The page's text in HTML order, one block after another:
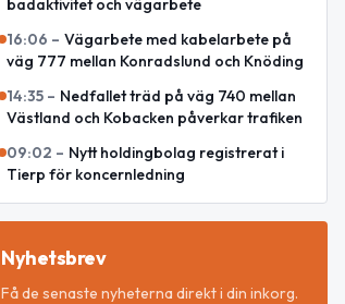
badaktivitet och vägarbete
16:06 – Vägarbete med kabelarbete på
väg 777 mellan Konradslund och Knöding
14:35 – Nedfallet träd på väg 740 mellan
Västland och Kobacken påverkar trafiken
09:02 – Nytt holdingbolag registrerat i
Tierp för koncernledning
Nyhetsbrev
Få de senaste nyheterna direkt i din inkorg.